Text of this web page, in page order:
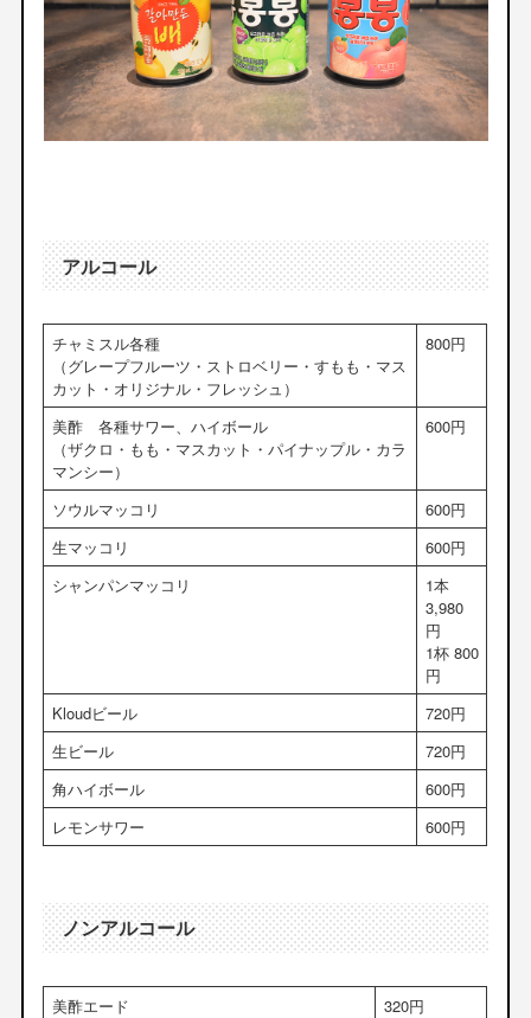
アルコール
チャミスル各種
（グレープフルーツ・ストロベリー・すもも・マス
カット・オリジナル・フレッシュ）
800円
美酢 各種サワー、ハイボール
（ザクロ・もも・マスカット・パイナップル・カラ
マンシー）
600円
ソウルマッコリ
600円
生マッコリ
600円
シャンパンマッコリ
1本
3,980
円
1杯 800
円
Kloudビール
720円
生ビール
720円
角ハイボール
600円
レモンサワー
600円
ノンアルコール
美酢エード
320円